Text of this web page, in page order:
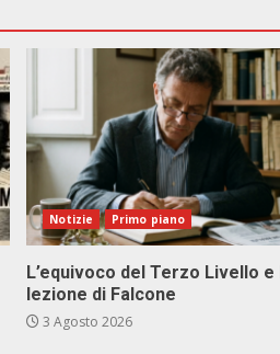
Notizie Primo piano
L’equivoco del Terzo Livello e
lezione di Falcone
3 Agosto 2026